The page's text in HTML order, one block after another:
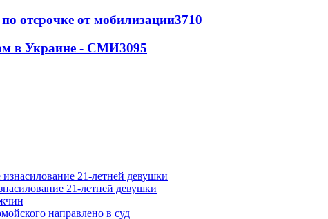
отсрочке от мобилизации3710
в Украине - СМИ3095
21-летней девушки
направлено в суд